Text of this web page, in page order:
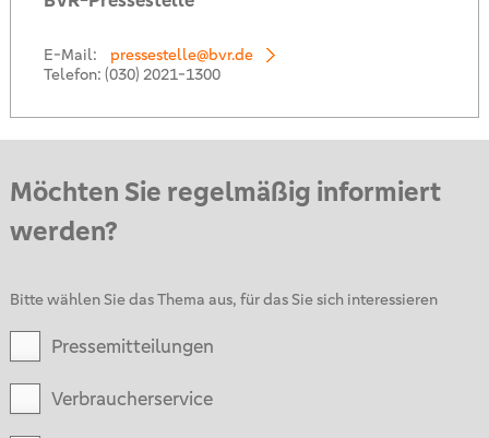
E-Mail:
pressestelle@bvr.de
Telefon: (030) 2021-1300
Möchten Sie regelmäßig informiert
werden?
Bitte wählen Sie das Thema aus, für das Sie sich interessieren
Pressemitteilungen
Verbraucherservice